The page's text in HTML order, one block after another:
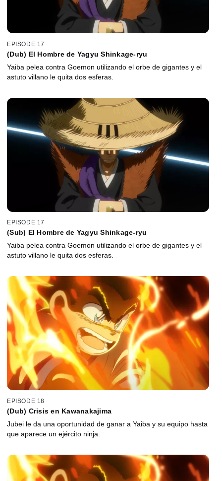
EPISODE 17
(Dub) El Hombre de Yagyu Shinkage-ryu
Yaiba pelea contra Goemon utilizando el orbe de gigantes y el
astuto villano le quita dos esferas.
EPISODE 17
(Sub) El Hombre de Yagyu Shinkage-ryu
Yaiba pelea contra Goemon utilizando el orbe de gigantes y el
astuto villano le quita dos esferas.
EPISODE 18
(Dub) Crisis en Kawanakajima
Jubei le da una oportunidad de ganar a Yaiba y su equipo hasta
que aparece un ejército ninja.